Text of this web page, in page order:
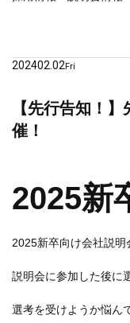
202402.02Fri
【先行告知！
催！
2025新
2025新卒向け会社説明
説明会に参加した後に
選考を受けようか悩ん